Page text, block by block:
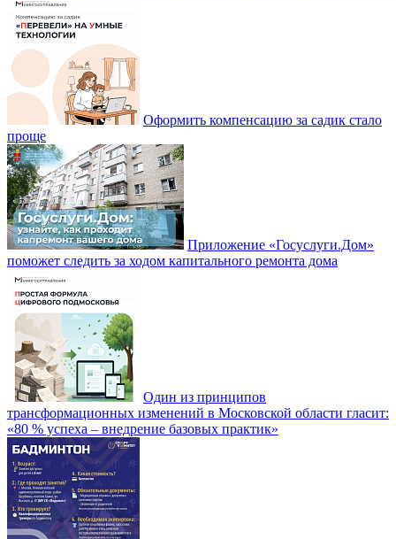
Оформить компенсацию за садик стало
проще
Приложение «Госуслуги.Дом»
поможет следить за ходом капитального ремонта дома
Один из принципов
трансформационных изменений в Московской области гласит:
«80 % успеха – внедрение базовых практик»